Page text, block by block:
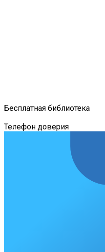
Бесплатная библиотека
Телефон доверия